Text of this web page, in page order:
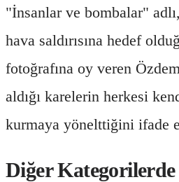
"İnsanlar ve bombalar"
hava saldırısına hedef
fotoğrafına oy veren
aldığı karelerin herkesi
kurmaya yönelttiğini ifade
Diğer